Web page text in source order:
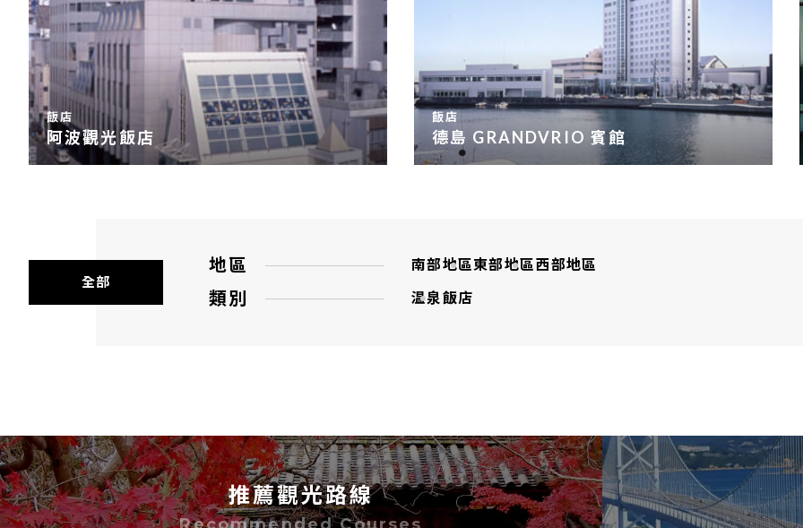
飯店
阿波觀光飯店
飯店
德島 GRANDVRIO 賓館
全部
地區 南部地區東部地區西部地區
類別 温泉飯店
推薦觀光路線